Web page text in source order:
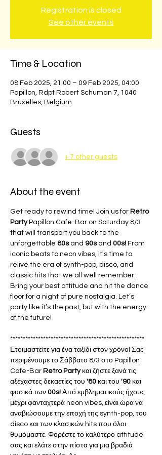
Registration is closed
See other events
Time & Location
08 Feb 2025, 21:00 – 09 Feb 2025, 04:00
Papillon, Rdpt Robert Schuman 7, 1040
Bruxelles, Belgium
Guests
+ 7 other guests
About the event
Get ready to rewind time! Join us for Retro
Party Papillon Cafe-Bar on Saturday 8/3
that will transport you back to the
unforgettable 80s and 90s and 00s! From
iconic beats to neon vibes, it's time to
relive the era of synth-pop, disco, and
classic hits that we all well remember.
Bring your best attitude and hit the dance
floor for a night of pure nostalgia. Let’s
party like it’s the past, but with the energy
of the future!
*****************************************************
Ετοιμαστείτε για ένα ταξίδι στον χρόνο! Σας
περιμένουμε το Σάββατο 8/3 στο Papillon
Cafe-Bar Retro Party και ζήστε ξανά τις
αξέχαστες δεκαετίες του '80 και του '90 και
φυσικά των 00s! Από εμβληματικούς ήχους
μέχρι φανταχτερά neon vibes, είναι ώρα να
αναβιώσουμε την εποχή της synth-pop, του
disco και των κλασικών hits που όλοι
θυμόμαστε. Φορέστε το καλύτερο attitude
σας και ελάτε στην πίστα για μια βραδιά